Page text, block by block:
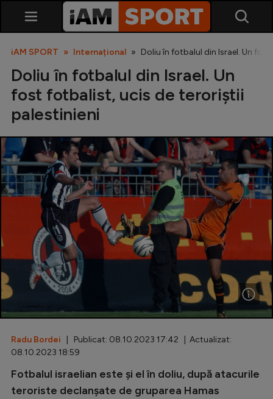
SuperLiga
Liga 2
Cupa României
Echipa Națională
U21
Fotbal feminin
Special
Diverse
Inedit
iAM SPORT Internațional Doliu în fotbalul din Israel. Un
Doliu în fotbalul din Israel. Un
fost fotbalist, ucis de teroriștii
palestinieni
Radu Bordei | Publicat: 08.10.2023 17:42 | Actualizat:
08.10.2023 18:59
Fotbalul israelian este și el în doliu, după atacurile
teroriste declanșate de gruparea Hamas